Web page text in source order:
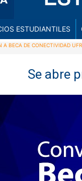
ESTUDIANTILES
A BECA DE CONECTIVIDAD
Se abre